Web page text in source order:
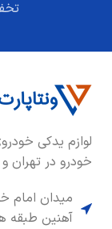
لوازم یدکی
خودرو در تهران
میدان امام
آهنین طبقه